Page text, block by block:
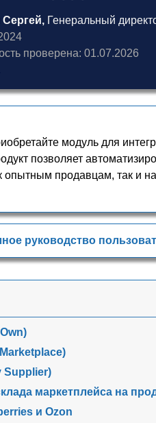
Генеральный
проверена: 01.07.2026
модуль для
позволяет
опытным продавцам, так и
руководство
Supplier)
маркетплейса на
и Ozon